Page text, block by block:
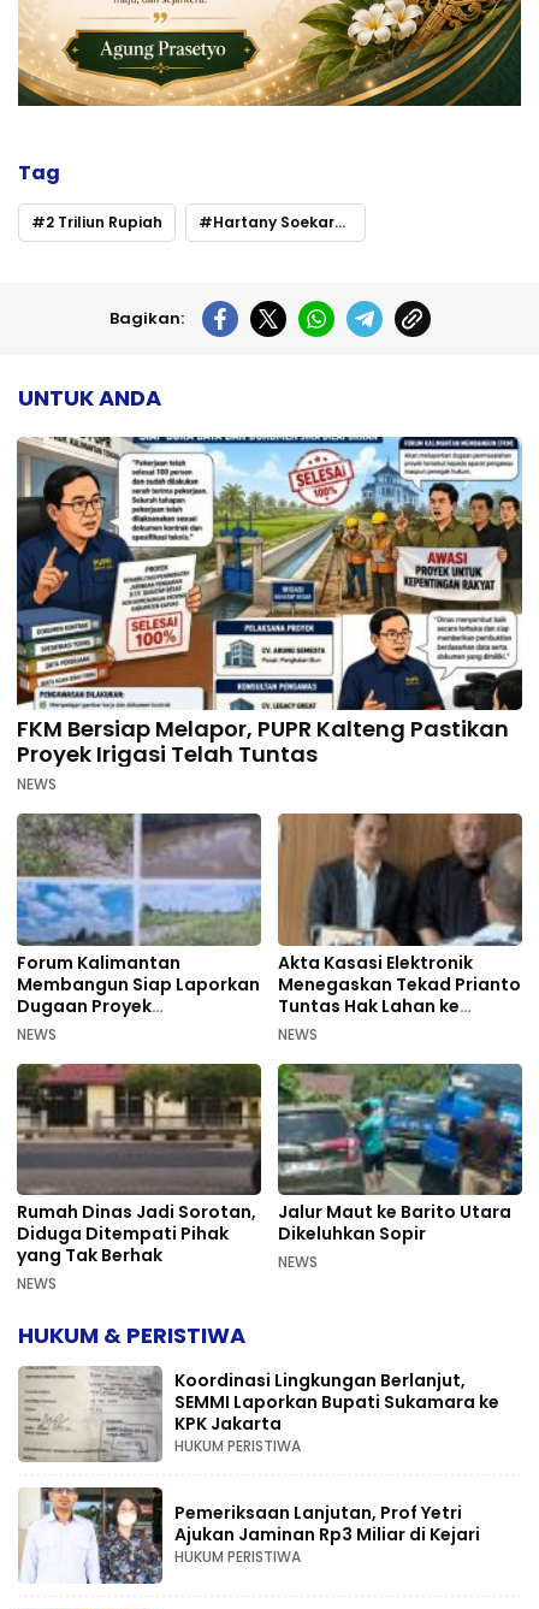
Tag
2 Triliun Rupiah Hartany Soekarno : Seret dan Tampilkan Aktor PT. AKT yang Merugikan Negara 4
Bagikan:
UNTUK ANDA
FKM Bersiap Melapor, PUPR Kalteng Pastikan
Proyek Irigasi Telah Tuntas
NEWS
Forum Kalimantan
Membangun Siap Laporkan
Dugaan Proyek
Bermasalah PUPR Kalteng
NEWS
Akta Kasasi Elektronik
Menegaskan Tekad Prianto
Tuntas Hak Lahan ke
Mahkamah Agung
NEWS
Rumah Dinas Jadi Sorotan,
Diduga Ditempati Pihak
yang Tak Berhak
NEWS
Jalur Maut ke Barito Utara
Dikeluhkan Sopir
NEWS
HUKUM & PERISTIWA
Koordinasi Lingkungan Berlanjut,
SEMMI Laporkan Bupati Sukamara ke
KPK Jakarta
HUKUM PERISTIWA
Pemeriksaan Lanjutan, Prof Yetri
Ajukan Jaminan Rp3 Miliar di Kejari
HUKUM PERISTIWA